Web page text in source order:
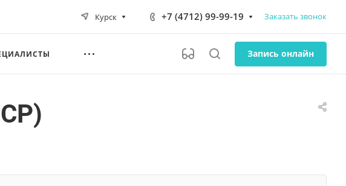
Курск +7 (4712) 99-99-19 Заказать звонок
Запись онлайн